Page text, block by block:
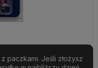
paczkami. Jeśli złożysz